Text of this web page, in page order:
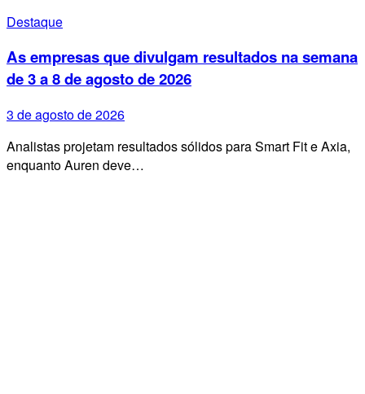
Destaque
As empresas que divulgam resultados na semana
de 3 a 8 de agosto de 2026
3 de agosto de 2026
Analistas projetam resultados sólidos para Smart Fit e Axia,
enquanto Auren deve…